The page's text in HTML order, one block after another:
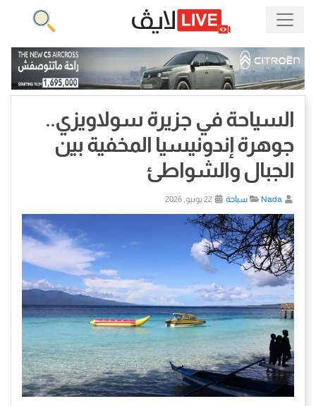
السياحة في جزيرة سولاويزي..
جوهرة إندونيسيا المخفية بين
الجبال والشواطئ
Nada سياحة